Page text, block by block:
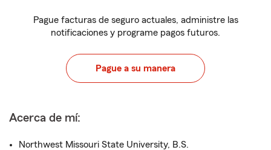
Pague facturas de seguro actuales, administre las
notificaciones y programe pagos futuros.
Pague a su manera
Acerca de mí:
Northwest Missouri State University, B.S.